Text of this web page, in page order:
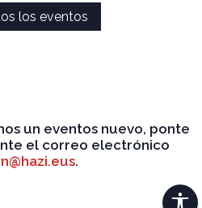
los eventos
un eventos nuevo, ponte
el correo electrónico
.